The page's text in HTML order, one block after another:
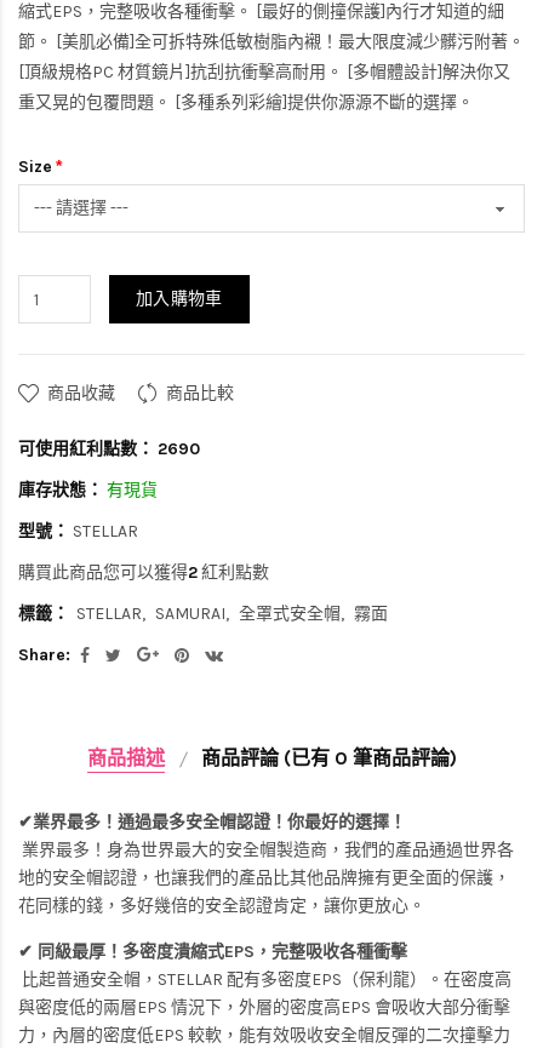
縮式EPS，完整吸收各種衝擊。 [最好的側撞保護]內行才知道的細
節。 [美肌必備]全可拆特殊低敏樹脂內襯！最大限度減少髒污附著。
[頂級規格PC 材質鏡片]抗刮抗衝擊高耐用。 [多帽體設計]解決你又
重又晃的包覆問題。 [多種系列彩繪]提供你源源不斷的選擇。
Size
加入購物車
商品收藏 商品比較
可使用紅利點數： 2690
庫存狀態： 有現貨
型號： STELLAR
購買此商品您可以獲得2紅利點數
標籤：
STELLAR SAMURAI 全罩式安全帽
霧面
Share:
商品描述 商品評論 (已有 0 筆商品評論)
✔業界最多！通過最多安全帽認證！你最好的選擇！
業界最多！身為世界最大的安全帽製造商，我們的產品通過世界各
地的安全帽認證，也讓我們的產品比其他品牌擁有更全面的保護，
花同樣的錢，多好幾倍的安全認證肯定，讓你更放心。
✔ 同級最厚！多密度潰縮式EPS，完整吸收各種衝擊
比起普通安全帽，STELLAR 配有多密度EPS（保利龍）。在密度高
與密度低的兩層EPS 情況下，外層的密度高EPS 會吸收大部分衝擊
力，內層的密度低EPS 較軟，能有效吸收安全帽反彈的二次撞擊力